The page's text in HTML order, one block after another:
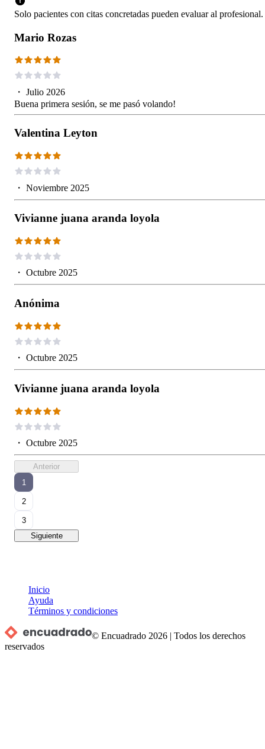
Solo pacientes con citas concretadas pueden evaluar al profesional.
Mario Rozas
・ Julio 2026
Buena primera sesión, se me pasó volando!
Valentina Leyton
・ Noviembre 2025
Vivianne juana aranda loyola
・ Octubre 2025
Anónima
・ Octubre 2025
Vivianne juana aranda loyola
・ Octubre 2025
Anterior
1
2
3
Siguiente
Inicio
Ayuda
Términos y condiciones
© Encuadrado 2026 |Todos los derechos
reservados